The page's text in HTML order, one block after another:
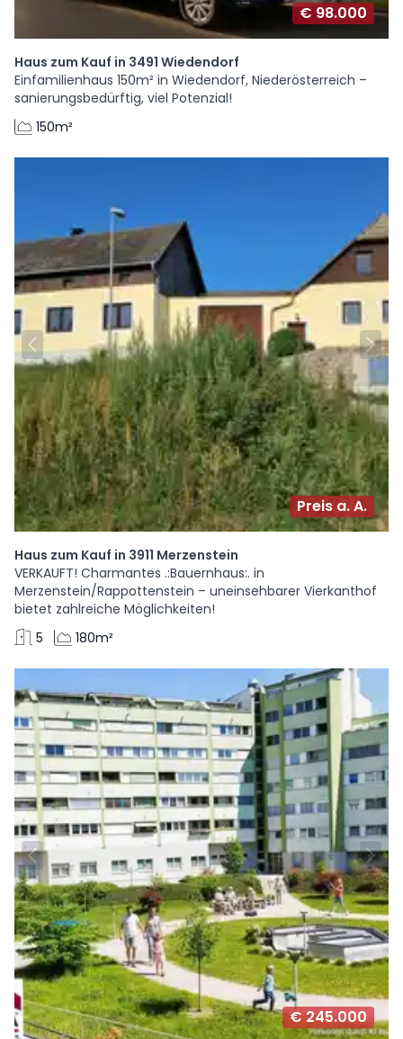
€ 98.000
Haus zum Kauf in 3491 Wiedendorf
Einfamilienhaus 150m² in Wiedendorf, Niederösterreich –
sanierungsbedürftig, viel Potenzial!
150m²
Preis a. A.
Haus zum Kauf in 3911 Merzenstein
VERKAUFT! Charmantes .:Bauernhaus:. in
Merzenstein/Rappottenstein – uneinsehbarer Vierkanthof
bietet zahlreiche Möglichkeiten!
5
180m²
€ 245.000